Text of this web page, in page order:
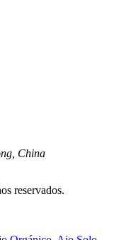
China
reservados.